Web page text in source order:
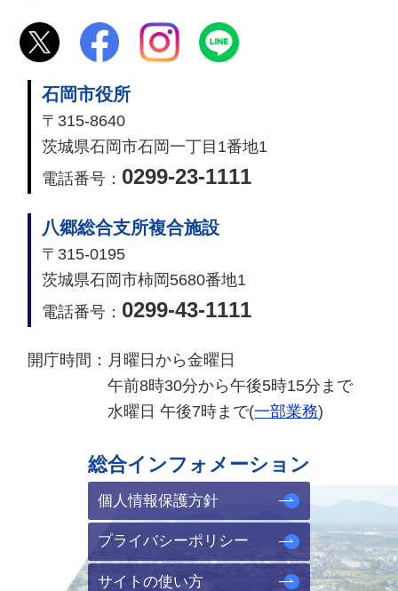
石岡市役所
〒315-8640
茨城県石岡市石岡一丁目1番地1
電話番号： 0299-23-1111
八郷総合支所複合施設
〒315-0195
茨城県石岡市柿岡5680番地1
電話番号： 0299-43-1111
開庁時間： 月曜日から金曜日
午前8時30分から午後5時15分まで
水曜日 午後7時まで(一部業務)
総合インフォメーション
個人情報保護方針
プライバシーポリシー
サイトの使い方